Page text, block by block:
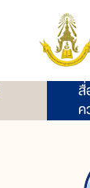
สื่
ค